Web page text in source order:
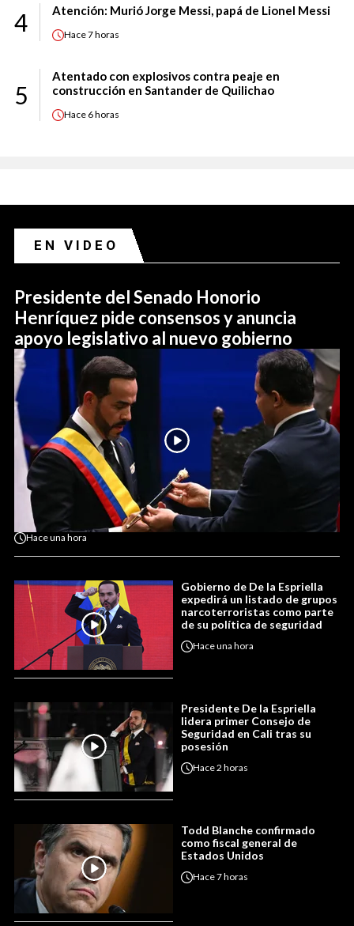
4 Atención: Murió Jorge Messi, papá de Lionel Messi
Hace7 horas
5
Atentado con explosivos contra peaje en
construcción en Santander de Quilichao
Hace 6 horas
EN VIDEO
Presidente del Senado Honorio
Henríquez pide consensos y anuncia
apoyo legislativo al nuevo gobierno
Haceuna hora
Gobierno de De la Espriella
expedirá un listado de grupos
narcoterroristas como parte
de su política de seguridad
Haceuna hora
Presidente De la Espriella
lidera primer Consejo de
Seguridad en Cali tras su
posesión
Hace2 horas
Todd Blanche confirmado
como fiscal general de
Estados Unidos
Hace7 horas